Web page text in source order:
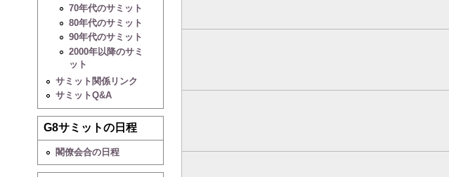
70年代のサミット
80年代のサミット
90年代のサミット
2000年以降のサミ
ット
サミット関係リンク
サミットQ&A
G8サミットの日程
閣僚会合の日程